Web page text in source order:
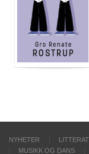
NYHETER
MUSIKK OG DANS